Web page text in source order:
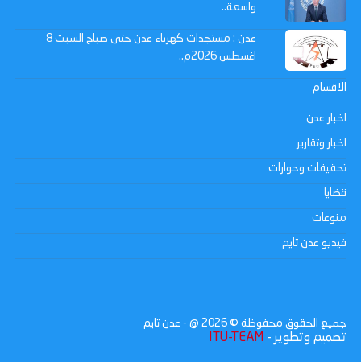
واسعة..
عدن : مستجدات كهرباء عدن حتى صباح السبت 8
اغسطس 2026م..
الاقسام
اخبار عدن
اخبار وتقارير
تحقيقات وحوارات
قضايا
منوعات
فيديو عدن تايم
جميع الحقوق محفوظة © 2026 @ - عدن تايم
تصميم وتطوير - ITU-TEAM